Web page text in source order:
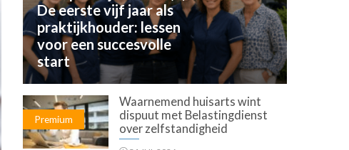
De eerste vijf jaar als
praktijkhouder: lessen
voor een succesvolle
start
Premium
Waarnemend huisarts wint
dispuut met Belastingdienst
over zelfstandigheid